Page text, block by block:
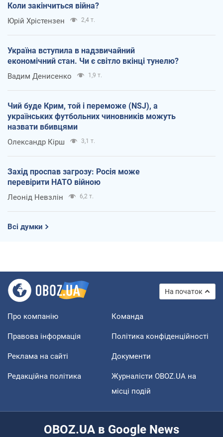
Коли закінчиться війна?
Юрій Хрістензен 2,4 т.
Україна вступила в надзвичайний
економічний стан. Чи є світло вкінці тунелю?
Вадим Денисенко 1,9 т.
Чий буде Крим, той і переможе (NSJ), а
українських футбольних чиновників можуть
назвати вбивцями
Олександр Кірш 3,1 т.
Захід проспав загрозу: Росія може
перевірити НАТО війною
Леонід Невзлін 6,2 т.
Всі думки
На початок
Про компанію Команда
Правова інформація Політика конфіденційності
Реклама на сайті Документи
Редакційна політика
Журналісти OBOZ.UA на
місці подій
OBOZ.UA в Google News